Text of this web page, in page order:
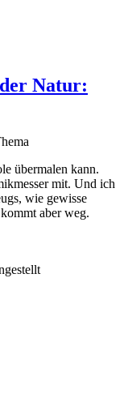
Natur:
übermalen kann.
mit. Und ich
wie gewisse
aber weg.